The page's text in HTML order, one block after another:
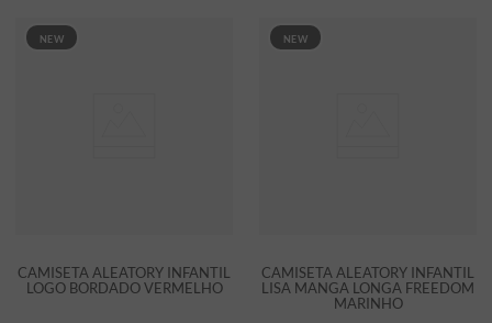
NEW
CAMISETA ALEATORY INFANTIL
LOGO BORDADO VERMELHO
NEW
CAMISETA ALEATORY INFANTIL
LISA MANGA LONGA FREEDOM
MARINHO